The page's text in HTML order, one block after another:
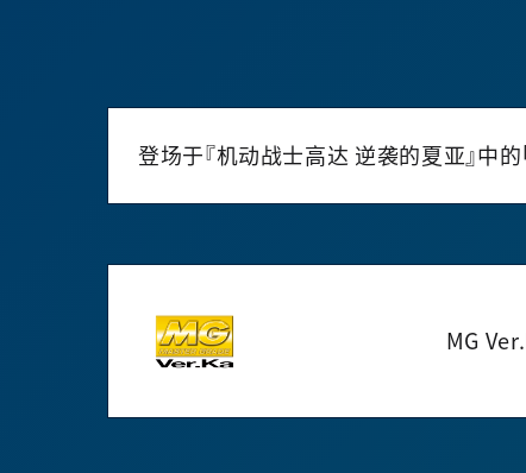
登场于『机动战士高达 逆袭的夏亚』中
MG